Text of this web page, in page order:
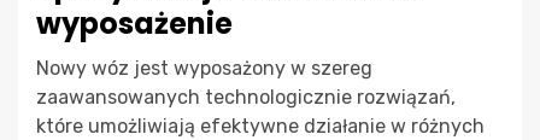
wyposażenie
Nowy wóz jest wyposażony w szereg
zaawansowanych technologicznie rozwiązań,
które umożliwiają efektywne działanie w różnych